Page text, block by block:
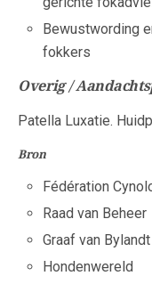
Bewustwording
fokkers
Overig /
Patella Luxatie.
Bron
Fédération
Raad van Beheer
Graaf van Bylandt
Hondenwereld